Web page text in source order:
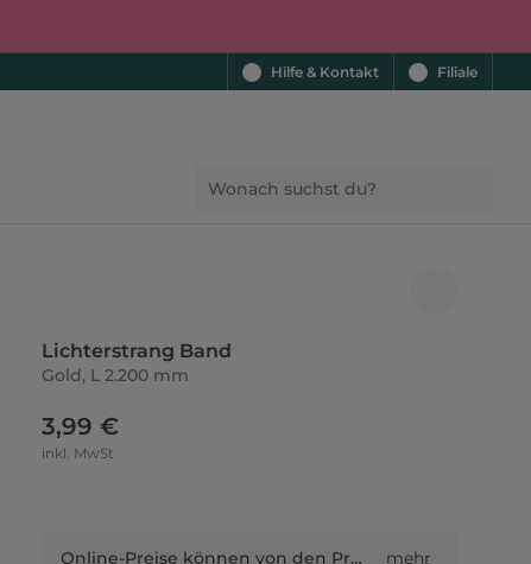
Hilfe & Kontakt Filiale
Lichterstrang Band
Gold, L 2.200 mm
3,99 €
inkl. MwSt
Online-Preise können von den Preisen in Filialen sowie Shop-in-Shop-Flächen abweichen. mehr